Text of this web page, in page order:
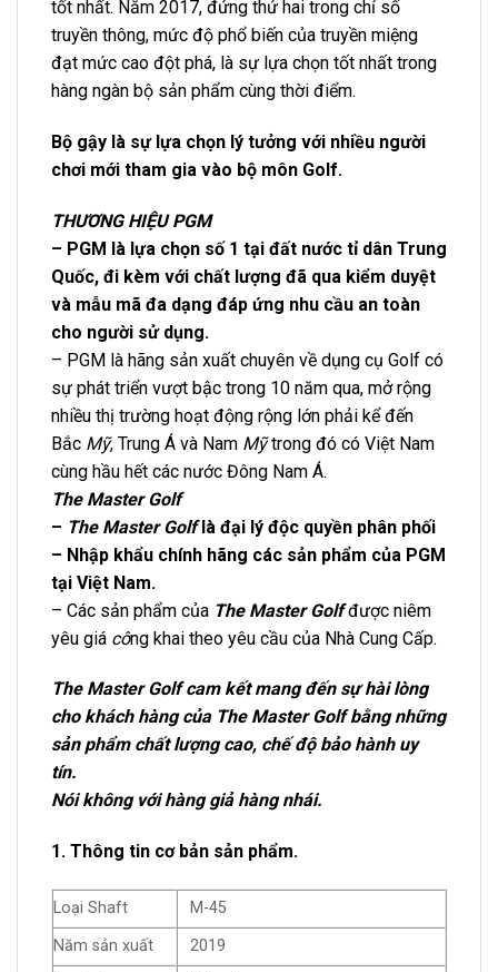
tốt nhất. Năm 2017, đứng thứ hai trong chỉ số
truyền thông, mức độ phổ biến của truyền miệng
đạt mức cao đột phá, là sự lựa chọn tốt nhất trong
hàng ngàn bộ sản phẩm cùng thời điểm.
Bộ gậy là sự lựa chọn lý tưởng với nhiều người
chơi mới tham gia vào bộ môn Golf.
THƯƠNG HIỆU PGM
– PGM là lựa chọn số 1 tại đất nước tỉ dân Trung
Quốc, đi kèm với chất lượng đã qua kiểm duyệt
và mẫu mã đa dạng đáp ứng nhu cầu an toàn
cho người sử dụng.
– PGM là hãng sản xuất chuyên về dụng cụ Golf có
sự phát triển vượt bậc trong 10 năm qua, mở rộng
nhiều thị trường hoạt động rộng lớn phải kể đến
Bắc Mỹ, Trung Á và Nam Mỹtrong đó có Việt Nam
cùng hầu hết các nước Đông Nam Á.
The Master Golf
– The Master Golflà đại lý độc quyền phân phối
– Nhập khẩu chính hãng các sản phẩm của PGM
tại Việt Nam.
– Các sản phẩm của The Master Golfđược niêm
yêu giá công khai theo yêu cầu của Nhà Cung Cấp.
The Master Golf cam kết mang đến sự hài lòng
cho khách hàng của The Master Golf bằng những
sản phẩm chất lượng cao, chế độ bảo hành uy
tín.
Nói không với hàng giả hàng nhái.
1. Thông tin cơ bản sản phẩm.
Loại Shaft
M-45
Năm sản xuất
2019